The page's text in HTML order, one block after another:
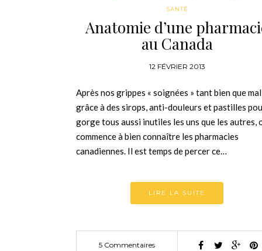
SANTÉ
Anatomie d’une
au Canada
12 FÉVRIER 2013
Après nos grippes « soignées » tant bien que mal
grâce à des sirops, anti-douleurs et pastilles
gorge tous aussi inutiles les uns que les autres,
commence à bien connaître les pharmacies
canadiennes. Il est temps de percer ce…
LIRE LA SUITE
5 Commentaires